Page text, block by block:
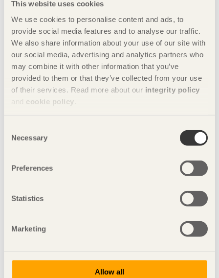
This website uses cookies
We use cookies to personalise content and ads, to
provide social media features and to analyse our traffic.
We also share information about your use of our site with
our social media, advertising and analytics partners who
may combine it with other information that you’ve
provided to them or that they’ve collected from your use
of their services. Read more about our integrity policy
and cookie policy
Selection
Necessary
Preferences
Statistics
Marketing
Allow all
konstruktörer, entreprenörer och montörer. Den tar
bland annat upp inköp och upphandling, transport och
lossning, väderskydd och bearbetning, samt temporär
stagning, beslag och avsyning. Limträhandbok Del 4
omfattar 76 sidor och är i A4-format. Finns bara på
svenska.
Läs Limträhandbok Del 1-4 i pdf här
Limträhandbok Del 1
Limträhandbok Del 4
Beställ Limträhandböckerna här: